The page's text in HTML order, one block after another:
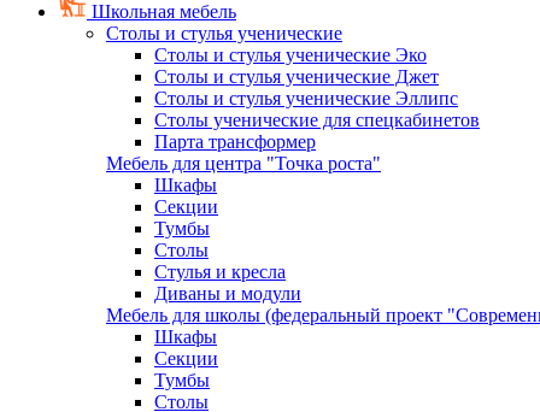
Школьная мебель
Столы и стулья ученические
Столы и стулья ученические Эко
Столы и стулья ученические Джет
Столы и стулья ученические Эллипс
Столы ученические для спецкабинетов
Парта трансформер
Мебель для центра "Точка роста"
Шкафы
Секции
Тумбы
Столы
Стулья и кресла
Диваны и модули
Мебель для школы (федеральный проект
Шкафы
Секции
Тумбы
Столы